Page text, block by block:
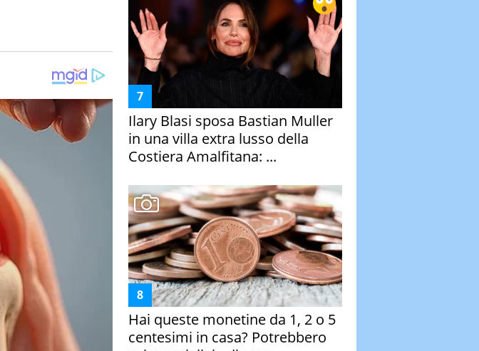
Ilary Blasi sposa Bastian Muller
in una villa extra lusso della
Costiera Amalfitana: ...
Hai queste monetine da 1, 2 o 5
centesimi in casa? Potrebbero